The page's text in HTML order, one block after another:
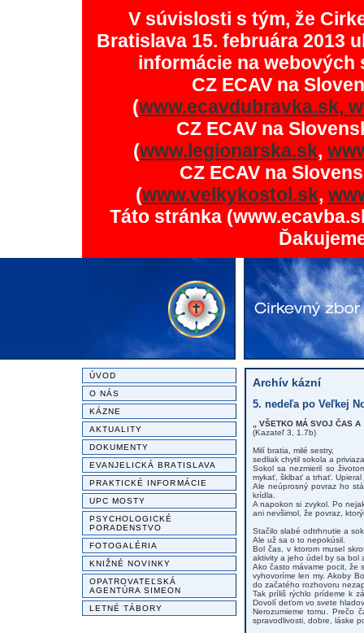
V súvislosti s tým, že
Bratislava 15. februára 2013
informácie na
CZ ECAV na
(www.ecavdubravka.sk,
CZ ECAV na
(www.legionarska.sk,
CZ ECAV na
(www.velkykostol.sk,
Táto stránka
ÚVOD
O NÁS
KÁZNE
AKTUALITY
DOKUMENTY
EVANJELICKÁ BRATISLAVA
PRAKTICKÉ INFORMÁCIE
UPC MOSTY
PSYCHOLOGICKÉ
PORADENSTVO
FOTOGALÉRIA
KNIŽNÉ NOVINKY
OPATROVATEĽSKÁ
AGENTÚRA SIMEON
LETNÉ TÁBORY
Archív kázní
5. nedeľa po Veľkej
„ VŠETKO MÁ SVOJ ČAS
(Kazateľ 3, 1.7b)
Milí bratia, milé sestry,
sedliak chytil sokola a
Sokol sa nezmieril so
mykať, šklbať a trhať. Upieral
Ale neúprosný povraz ho
krídla.
A napokon si zvykol. Po
ani nevšimol, že povraz,
Stačilo slabé odtrhnutie a
Ale už sa o to nepokúsil.
Bol čas, v ktorom musel
aktivity a jeho údel by sa bol
Ako často mávame pocit, že
vyhovoríme len my. Akoby
do začatého rozhovoru
Tak príliš rýchlo prídeme k
Dovolí deťom vo svete
Nerozumieme tomu. Prečo
spravodlivosti, dobre, láske